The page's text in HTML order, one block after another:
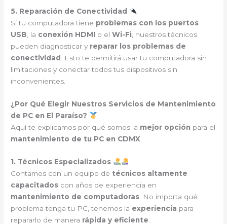
5. Reparación de Conectividad
Si tu computadora tiene problemas con los puertos
USB , la conexión HDMI o elWi-Fi , nuestros técnicos
pueden diagnosticar y reparar los problemas de
conectividad
. Esto te permitirá usar tu computadora sin
limitaciones y conectar todos tus dispositivos sin
inconvenientes.
¿Por Qué Elegir Nuestros Servicios de Mantenimiento
de PC en El Paraíso?
Aquí te explicamos por qué somos la mejor opción para el
mantenimiento de tu PC en CDMX:
1. Técnicos Especializados
Contamos con un equipo de técnicos altamente
capacitados con años de experiencia en
mantenimiento de computadoras . No importa qué
problema tenga tu PC, tenemos la experiencia para
repararlo de manera rápida y eficiente